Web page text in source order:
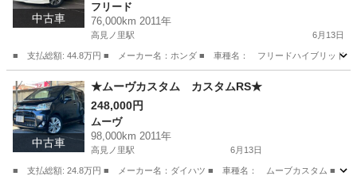
中古車
フリード
76,000km 2011年
高見ノ里駅 6月13日
■ 支払総額: 44.8万円 ■ メーカー名：ホンダ ■ 車種名： フリードハイブリッド
大阪 松原市 高見ノ里駅 フリード 預かり金
中古車
★ムーヴカスタム カスタムRS★
248,000円
ムーヴ
98,000km 2011年
高見ノ里駅 6月13日
■ 支払総額: 24.8万円 ■ メーカー名：ダイハツ ■ 車種名： ムーブカスタム ■ グ